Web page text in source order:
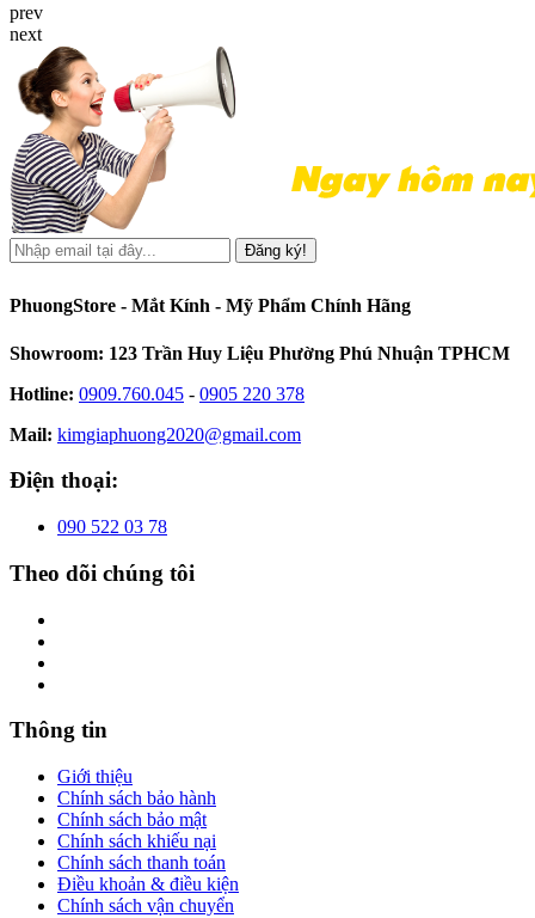
prev
next
Đăng ký!
PhuongStore - Mắt Kính - Mỹ Phẩm Chính Hãng
Showroom: 123 Trần Huy Liệu Phường Phú Nhuận TPHCM
Hotline: 0909.760.045 - 0905 220 378
Mail: kimgiaphuong2020@gmail.com
Điện thoại:
090 522 03 78
Theo dõi chúng tôi
Thông tin
Giới thiệu
Chính sách bảo hành
Chính sách bảo mật
Chính sách khiếu nại
Chính sách thanh toán
Điều khoản & điều kiện
Chính sách vận chuyển